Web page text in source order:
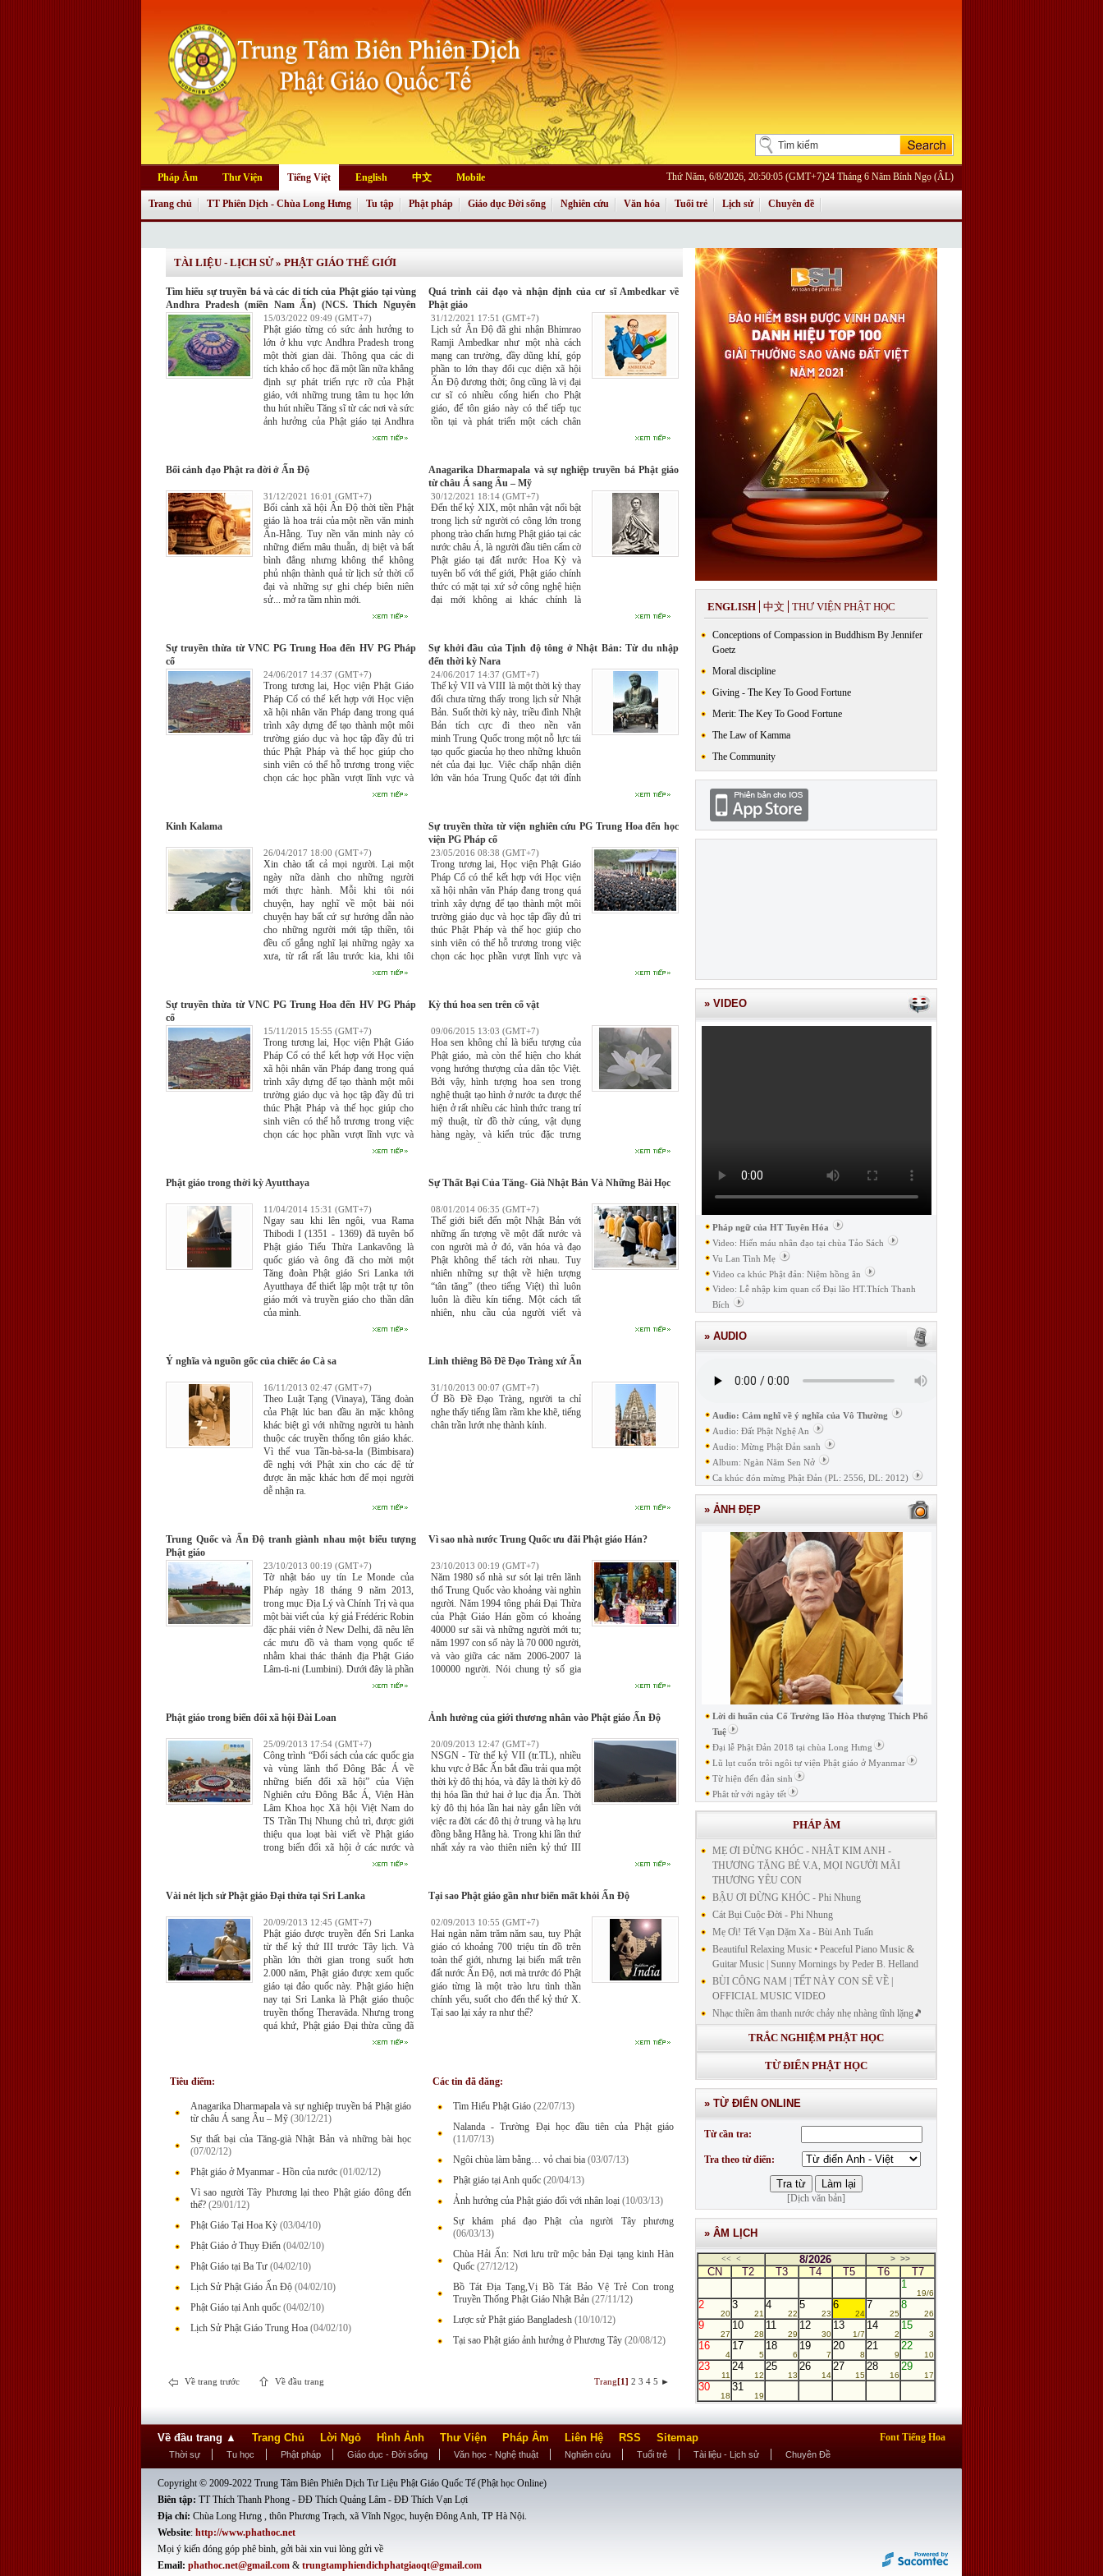
Pháp Âm Thư Viện Tiếng Việt English 中文 Mobile Thứ Năm, 6/8/2026, 20:50:05 (GMT+7)24 Tháng 6 Năm Bính Ngọ (ÂL)
Trang chủ TT Phiên Dịch - Chùa Long Hưng Tu tập Phật pháp Giáo dục Đời sống Nghiên cứu Văn hóa Tuổi trẻ Lịch sử Chuyên đề
TÀI LIỆU - LỊCH SỬ» PHẬT GIÁO THẾ GIỚI
Tìm hiểu sự truyền bá và các di tích của Phật giáo tại vùng
Andhra Pradesh (miền Nam Ấn) (NCS. Thích Nguyên
Thế)
15/03/2022 09:49 (GMT+7)
Phật giáo từng có sức ảnh hưởng to
lớn ở khu vực Andhra Pradesh trong
một thời gian dài. Thông qua các di
tích khảo cổ học đã một lần nữa khẳng
định sự phát triển rực rỡ của Phật
giáo, với những trung tâm tu học lớn
thu hút nhiều Tăng sĩ từ các nơi và sức
ảnh hưởng của Phật giáo tại Andhra
Pradesh đối với các quốc gia phía
quốc gia vùng Đông Nam Á.
Quá trình cải đạo và nhận định của cư sĩ Ambedkar về
Phật giáo
31/12/2021 17:51 (GMT+7)
Lịch sử Ấn Độ đã ghi nhận Bhimrao
Ramji Ambedkar như một nhà cách
mạng can trường, đầy dũng khí, góp
phần to lớn thay đổi cục diện xã hội
Ấn Độ đương thời; ông cũng là vị đại
cư sĩ có nhiều cống hiến cho Phật
giáo, để tôn giáo này có thể tiếp tục
tồn tại và phát triển một cách chân
năm.
Bối cảnh đạo Phật ra đời ở Ấn Ðộ
31/12/2021 16:01 (GMT+7)
Bối cảnh xã hội Ấn Độ thời tiền Phật
giáo là hoa trái của một nền văn minh
Ấn-Hằng. Tuy nền văn minh này có
những điểm mâu thuẫn, dị biệt và bất
bình đẳng nhưng không thể không
phủ nhận thành quả từ lịch sử thời cổ
đại và những sự ghi chép biên niên
sử... mở ra tầm nhìn mới.
Anagarika Dharmapala và sự nghiệp truyền bá Phật giáo
từ châu Á sang Âu – Mỹ
30/12/2021 18:14 (GMT+7)
Đến thế kỷ XIX, một nhân vật nổi bật
trong lịch sử người có công lớn trong
phong trào chấn hưng Phật giáo tại các
nước châu Á, là người đầu tiên cấm cờ
Phật giáo tại đất nước Hoa Kỳ và
tuyên bố với thế giới, Phật giáo chính
thức có mặt tại xứ sở công nghệ hiện
đại mới không ai khác chính là
đã để lại cho đàn hậu học một tiếng
chuông thức tỉnh. Xuất phát từ lòng
kính ngưỡng, ông đã dành trọn đời
mình cho sự nghiệp phục hưng Phật
giáo.
Sự truyền thừa từ VNC PG Trung Hoa đến HV PG Pháp
cổ
24/06/2017 14:37 (GMT+7)
Trong tương lai, Học viện Phật Giáo
Pháp Cổ có thể kết hợp với Học viện
xã hội nhân văn Pháp đang trong quá
trình xây dựng để tạo thành một môi
trường giáo dục và học tập đầy đủ tri
thúc Phật Pháp và thế học giúp cho
sinh viên có thể hỗ trương trong việc
chọn các học phần vượt lĩnh vực và
học hai văn bằng để đào tạo một đội
thần tôn giáo hoàn bị.
Sự khởi đầu của Tịnh độ tông ở Nhật Bản: Từ du nhập
đến thời kỳ Nara
24/06/2017 14:37 (GMT+7)
Thế kỷ VII và VIII là một thời kỳ thay
đổi chưa từng thấy trong lịch sử Nhật
Bản. Suốt thời kỳ này, triều đình Nhật
Bản tích cực đi theo nền văn
minh Trung Quốc trong một nỗ lực tái
tạo quốc giacủa họ theo những khuôn
nét của đại lục. Việc chấp nhận diện
lớn văn hóa Trung Quốc đạt tới đỉnh
theo trung tâm chính quyền của Trung
Quốc.
Kinh Kalama
26/04/2017 18:00 (GMT+7)
Xin chào tất cả mọi người. Lại một
ngày nữa dành cho những người
mới thực hành. Mỗi khi tôi nói
chuyện, hay nghĩ về một bài nói
chuyện hay bất cứ sự hướng dẫn nào
cho những người mới tập thiền, tôi
đều cố gắng nghĩ lại những ngày xa
xưa, từ rất rất lâu trước kia, khi tôi
sống ở Miến Điện và mới bắt đầu
điều đó rất quan trọng. Có lần tôi đọc
sư Nhật Bản, nó nhắc nhở tôi sự quan
trọng phải nghĩ lại những thời xa xưa
ấy mình đã như thế nào. Bài thơ có
một câu như sau: “Đã có lần tôi còn
trẻ, từ lâu thật lâu trước kia”. Vì vậy,
nếu tôi nói chuyện với các bạn từ thực
tế hiện tại của tôi bây giờ, thì rất có thể
tôi sẽ không hiểu được những khó
khăn của các bạn – những người mới
bước chân vào thiền. Một câu thơ đã
Sự truyền thừa từ viện nghiên cứu PG Trung Hoa đến học
viện PG Pháp cổ
23/05/2016 08:38 (GMT+7)
Trong tương lai, Học viện Phật Giáo
Pháp Cổ có thể kết hợp với Học viện
xã hội nhân văn Pháp đang trong quá
trình xây dựng để tạo thành một môi
trường giáo dục và học tập đầy đủ tri
thúc Phật Pháp và thế học giúp cho
sinh viên có thể hỗ trương trong việc
chọn các học phần vượt lĩnh vực và
hợp tri thức khoa học tạo nên một đội
thần tôn giáo hoàn bị.
Sự truyền thừa từ VNC PG Trung Hoa đến HV PG Pháp
cổ
15/11/2015 15:55 (GMT+7)
Trong tương lai, Học viện Phật Giáo
Pháp Cổ có thể kết hợp với Học viện
xã hội nhân văn Pháp đang trong quá
trình xây dựng để tạo thành một môi
trường giáo dục và học tập đầy đủ tri
thúc Phật Pháp và thế học giúp cho
sinh viên có thể hỗ trương trong việc
chọn các học phần vượt lĩnh vực và
học hai văn bằng để đào tạo một đội
hợp tri thức khoa học tạo nên một đội
thần tôn giáo hoàn bị.
Kỳ thú hoa sen trên cổ vật
09/06/2015 13:03 (GMT+7)
Hoa sen không chỉ là biểu tượng của
Phật giáo, mà còn thể hiện cho khát
vọng hướng thượng của dân tộc Việt.
Bởi vậy, hình tượng hoa sen trong
nghệ thuật tạo hình ở nước ta được thể
hiện ở rất nhiều các hình thức trang trí
mỹ thuật, từ đồ thờ cúng, vật dụng
hàng ngày, và kiến trúc đặc trưng
Phật giáo trong thời kỳ Ayutthaya
11/04/2014 15:31 (GMT+7)
Ngay sau khi lên ngôi, vua Rama
Thibodi I (1351 - 1369) đã tuyên bố
Phật giáo Tiểu Thừa Lankavông là
quốc giáo và ông đã cho mời một
Tăng đoàn Phật giáo Sri Lanka tới
Ayutthaya để thiết lập một trật tự tôn
giáo mới và truyền giáo cho thần dân
của mình.
Sự Thất Bại Của Tăng- Già Nhật Bản Và Những Bài Học
08/01/2014 06:35 (GMT+7)
Thế giới biết đến một Nhật Bản với
những ấn tượng về một đất nước và
con người mà ở đó, văn hóa và đạo
Phật không thể tách rời nhau. Tuy
nhiên những sự thật về hiện tượng
“tân tăng” (theo tiếng Việt) thì luôn
luôn là điều kín tiếng. Một cách tất
nhiên, nhu cầu của người viết và
thể học hỏi, những thứ không nên học
hỏi thì cũng không nên đọc và cũng
Ý nghĩa và nguồn gốc của chiếc áo Cà sa
16/11/2013 02:47 (GMT+7)
Theo Luật Tạng (Vinaya), Tăng đoàn
của Phật lúc ban đầu ăn mặc không
khác biệt gì với những người tu hành
thuộc các truyền thống tôn giáo khác.
Vì thế vua Tần-bà-sa-la (Bimbisara)
đề nghị với Phật xin cho các đệ tử
được ăn mặc khác hơn để mọi người
dễ nhận ra.
Linh thiêng Bồ Đề Đạo Tràng xứ Ấn
31/10/2013 00:07 (GMT+7)
Ở Bồ Đề Đạo Tràng, người ta chỉ
nghe thấy tiếng lầm rầm khe khẽ, tiếng
chân trần lướt nhẹ thành kính.
Trung Quốc và Ấn Độ tranh giành nhau một biểu tượng
Phật giáo
23/10/2013 00:19 (GMT+7)
Tờ nhật báo uy tín Le Monde của
Pháp ngày 18 tháng 9 năm 2013,
trong mục Địa Lý và Chính Trị và qua
một bài viết của ký giả Frédéric Robin
đặc phái viên ở New Delhi, đã nêu lên
các mưu đồ và tham vọng quốc tế
nhằm khai thác thánh địa Phật Giáo
Lâm-tì-ni (Lumbini). Dưới đây là phần
Vì sao nhà nước Trung Quốc ưu đãi Phật giáo Hán?
23/10/2013 00:19 (GMT+7)
Năm 1980 số nhà sư sót lại trên lãnh
thổ Trung Quốc vào khoảng vài nghìn
người. Năm 1994 tông phái Đại Thừa
của Phật Giáo Hán gồm có khoảng
40000 sư sãi và những người mới tu;
năm 1997 con số này là 70 000 người,
và vào giữa các năm 2006-2007 là
100000 người. Nói chung tỷ số gia
Phật giáo trong biến đổi xã hội Đài Loan
25/09/2013 17:54 (GMT+7)
Công trình “Đối sách của các quốc gia
và vùng lãnh thổ Đông Bắc Á về
những biến đổi xã hội” của Viện
Nghiên cứu Đông Bắc Á, Viện Hàn
Lâm Khoa học Xã hội Việt Nam do
TS Trần Thị Nhung chủ trì, được giới
thiệu qua loạt bài viết về Phật giáo
trong biến đổi xã hội ở các nước và
lãnh thổ Đông Bắc Á của chúng tôi,
không nói đến biến đổi tôn giáo ở Đài
Ảnh hưởng của giới thương nhân vào Phật giáo Ấn Độ
20/09/2013 12:47 (GMT+7)
NSGN - Từ thế kỷ VII (tr.TL), nhiều
khu vực ở Bắc Ấn bắt đầu trải qua một
thời kỳ đô thị hóa, và đây là thời kỳ đô
thị hóa lần thứ hai ở lục địa Ấn. Thời
kỳ đô thị hóa lần hai này gắn liền với
việc ra đời các đô thị ở trung và hạ lưu
đồng bằng Hằng hà. Trong khi lần thứ
nhất xảy ra vào thiên niên kỷ thứ III
Vài nét lịch sử Phật giáo Đại thừa tại Sri Lanka
20/09/2013 12:45 (GMT+7)
Phật giáo được truyền đến Sri Lanka
từ thế kỷ thứ III trước Tây lịch. Và
phần lớn thời gian trong suốt hơn
2.000 năm, Phật giáo được xem quốc
giáo tại đảo quốc này. Phật giáo hiện
nay tại Sri Lanka là Phật giáo thuộc
truyền thống Theravāda. Nhưng trong
quá khứ, Phật giáo Đại thừa cũng đã
tồn tại và ít nhiều ảnh hưởng trong đời
Tại sao Phật giáo gần như biến mất khỏi Ấn Độ
02/09/2013 10:55 (GMT+7)
Hai ngàn năm trăm năm sau, tuy Phật
giáo có khoảng 700 triệu tín đồ trên
toàn thế giới, nhưng lại biến mất trên
đất nước Ấn Độ, nơi mà trước đó Phật
giáo từng là một trào lưu tình thần
chính yếu, suốt cho đến thế kỷ thứ X.
Tại sao lại xảy ra như thế?
Tiêu điểm:
Anagarika Dharmapala và sự nghiệp truyền bá Phật giáo
từ châu Á sang Âu – Mỹ (30/12/21)
Sự thất bại của Tăng-già Nhật Bản và những bài học
(07/02/12)
Phật giáo ở Myanmar - Hồn của nước (01/02/12)
Vì sao người Tây Phương lại theo Phật giáo đông đến
thế? (29/01/12)
Phật Giáo Tại Hoa Kỳ (03/04/10)
Phật Giáo ở Thụy Ðiển (04/02/10)
Phật Giáo tại Ba Tư (04/02/10)
Lịch Sử Phật Giáo Ấn Ðộ (04/02/10)
Phật Giáo tại Anh quốc (04/02/10)
Lịch Sử Phật Giáo Trung Hoa (04/02/10)
Các tin đã đăng:
Tìm Hiểu Phật Giáo (22/07/13)
Nalanda - Trường Đại học đầu tiên của Phật giáo
(11/07/13)
Ngôi chùa làm bằng… vỏ chai bia (03/07/13)
Phật giáo tại Anh quốc (20/04/13)
Ảnh hưởng của Phật giáo đối với nhân loại (10/03/13)
Sự khám phá đạo Phật của người Tây phương
(06/03/13)
Chùa Hải Ấn: Nơi lưu trữ mộc bản Đại tạng kinh Hàn
Quốc (27/12/12)
Bồ Tát Địa Tạng,Vị Bồ Tát Bảo Vệ Trẻ Con trong
Truyền Thống Phật Giáo Nhật Bản (27/11/12)
Lược sử Phật giáo Bangladesh (10/10/12)
Tại sao Phật giáo ảnh hưởng ở Phương Tây (20/08/12)
Về trang trước Về đầu trang Trang[1] 2 3 4 5 ►
ENGLISH 中文 THƯ VIỆN PHẬT HỌC
Conceptions of Compassion in Buddhism By Jennifer
Goetz
Moral discipline
Giving - The Key To Good Fortune
Merit: The Key To Good Fortune
The Law of Kamma
The Community
» VIDEO
Pháp ngữ của HT Tuyên Hóa
Video: Hiến máu nhân đạo tại chùa Tảo Sách
Vu Lan Tình Mẹ
Video ca khúc Phật đản: Niệm hồng ân
Video: Lễ nhập kim quan cố Đại lão HT.Thích Thanh
Bích
» AUDIO
Audio: Cảm nghĩ về ý nghĩa của Vô Thường
Audio: Đất Phật Nghệ An
Audio: Mừng Phật Đản sanh
Album: Ngàn Năm Sen Nở
Ca khúc đón mừng Phật Đản (PL: 2556, DL: 2012)
» ẢNH ĐẸP
Lời di huấn của Cố Trưởng lão Hòa thượng Thích Phổ
Tuệ
Đại lễ Phật Đản 2018 tại chùa Long Hưng
Lũ lụt cuốn trôi ngôi tự viện Phật giáo ở Myanmar
Từ hiện đến đản sinh
Phât tử với ngày tết
PHÁP ÂM
MẸ ƠI ĐỪNG KHÓC - NHẬT KIM ANH -
THƯƠNG TẶNG BÉ V.A, MỌI NGƯỜI MÃI
THƯƠNG YÊU CON
BẬU ƠI ĐỪNG KHÓC - Phi Nhung
Cát Bụi Cuộc Đời - Phi Nhung
Mẹ Ơi! Tết Vạn Dặm Xa - Bùi Anh Tuấn
Beautiful Relaxing Music • Peaceful Piano Music &
Guitar Music | Sunny Mornings by Peder B. Helland
BÙI CÔNG NAM | TẾT NÀY CON SẼ VỀ |
OFFICIAL MUSIC VIDEO
Nhạc thiền âm thanh nước chảy nhẹ nhàng tĩnh lặng🎵
Nhạc thiền lặng tâm
KINH BẢN NGUYỆN CÔNG ĐỨC DƯỢC SƯ
LƯU LY QUANG NHƯ LAI"
GIẢNG GIẢI KINH DƯỢC SƯ - BÀI 14/ GIẢNG
GIẢI KINH BẢN NGUYỆN CÔNG ĐỨC DƯỢC
SƯ LƯU LY QUANG NHƯ LAI
GIẢNG GIẢI KINH DƯỢC SƯ
TRẮC NGHIỆM PHẬT HỌC
TỪ ĐIỂN PHẬT HỌC
» TỪ ĐIỂN ONLINE
Từ cần tra:
Tra theo từ điển:
[Dịch văn bản]
» ÂM LỊCH
<< < 8/2026 > >>
CN T2 T3 T4 T5 T6
T7
1
19/6
2
20
3
21
4
22
5
23
6
24
7
25
8
26
9
27
10
28
11
29
12
30
13
1/7
14
2
15
3
16
4
17
5
18
6
19
7
20
8
21
9
22
10
23
11
24
12
25
13
26
14
27
15
28
16
29
17
30
18
31
19
Về đầu trang ▲ Trang Chủ Lời Ngỏ Hình Ảnh Thư Viện Pháp Âm Liên Hệ RSS Sitemap Font Tiếng Hoa
Thời sự Tu học Phật pháp Giáo dục - Đời sống Văn học - Nghệ thuật Nghiên cứu Tuổi trẻ Tài liệu - Lịch sử Chuyên Đề
Copyright © 2009-2022 Trung Tâm Biên Phiên Dịch Tư Liệu Phật Giáo Quốc Tế (Phật học Online)
Biên tập: TT Thích Thanh Phong - ĐĐ Thích Quảng Lâm - ĐĐ Thích Vạn Lợi
Địa chỉ: Chùa Long Hưng , thôn Phương Trạch, xã Vĩnh Ngọc, huyện Đông Anh, TP Hà Nội.
Website: http://www.phathoc.net
Mọi ý kiến đóng góp phê bình, gởi bài xin vui lòng gửi về
Email: phathoc.net@gmail.com & trungtamphiendichphatgiaoqt@gmail.com